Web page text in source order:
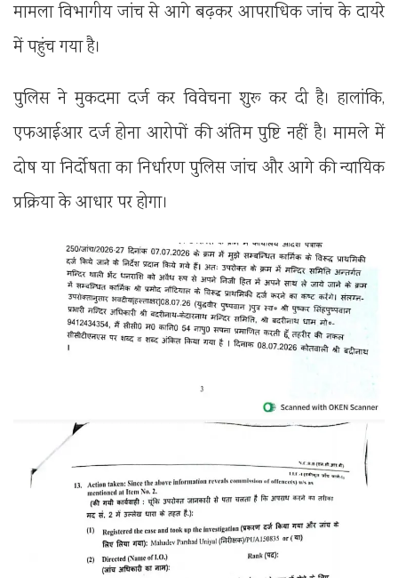
मामला विभागीय जांच से आगे बढ़कर आपराधिक जांच के दायरे
में पहुंच गया है।
पुलिस ने मुकदमा दर्ज कर विवेचना शुरू कर दी है। हालांकि,
एफआईआर दर्ज होना आरोपों की अंतिम पुष्टि नहीं है। मामले में
दोष या निर्दोषता का निर्धारण पुलिस जांच और आगे की न्यायिक
प्रक्रिया के आधार पर होगा।